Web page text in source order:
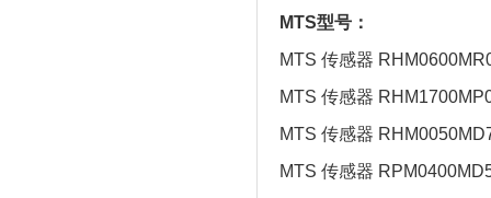
MTS型号：
MTS 传感器
MTS 传感器
MTS 传感器
MTS 传感器